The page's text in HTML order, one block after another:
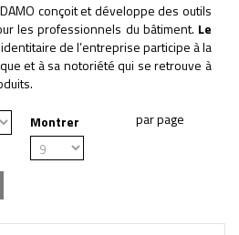
conçoit et développe des outils
les professionnels du bâtiment. Le
de l’entreprise participe à la
et à sa notoriété qui se retrouve à
Montrer